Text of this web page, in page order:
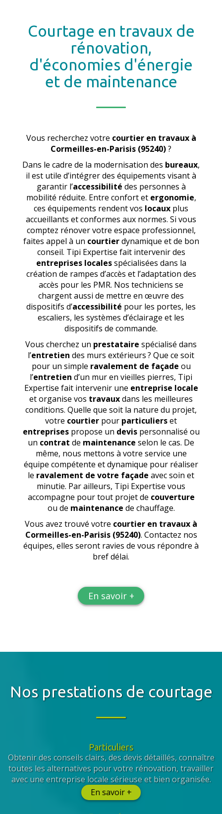
Courtage en travaux de
rénovation,
d'économies d'énergie
et de maintenance
Vous recherchez votre courtier en travaux à
Cormeilles-en-Parisis (95240)?
Dans le cadre de la modernisation des bureaux,
il est utile d’intégrer des équipements visant à
garantir l’accessibilité des personnes à
mobilité réduite. Entre confort et ergonomie,
ces équipements rendent vos locaux plus
accueillants et conformes aux normes. Si vous
comptez rénover votre espace professionnel,
faites appel à un courtierdynamique et de bon
conseil. Tipi Expertise fait intervenir des
entreprises localesspécialisées dans la
création de rampes d’accès et l’adaptation des
accès pour les PMR. Nos techniciens se
chargent aussi de mettre en œuvre des
dispositifs d’accessibilité pour les portes, les
escaliers, les systèmes d’éclairage et les
dispositifs de commande.
Vous cherchez un prestataire spécialisé dans
l’entretien des murs extérieurs ? Que ce soit
pour un simple ravalement de façade ou
l’entretien d’un mur en vieilles pierres, Tipi
Expertise fait intervenir une entreprise locale
et organise vos travauxdans les meilleures
conditions. Quelle que soit la nature du projet,
votre courtier pour particulierset
entreprisespropose un devispersonnalisé ou
un contrat de maintenance selon le cas. De
même, nous mettons à votre service une
équipe compétente et dynamique pour réaliser
le ravalement de votre façade avec soin et
minutie. Par ailleurs, Tipi Expertise vous
accompagne pour tout projet de couverture
ou de maintenance de chauffage.
Vous avez trouvé votre courtier en travaux à
Cormeilles-en-Parisis (95240). Contactez nos
équipes, elles seront ravies de vous répondre à
bref délai.
En savoir +
Nos prestations de courtage
Particuliers
Obtenir des conseils clairs, des devis détaillés, connaître
toutes les alternatives pour votre rénovation, travailler
avec une entreprise locale sérieuse et bien organisée.
En savoir +